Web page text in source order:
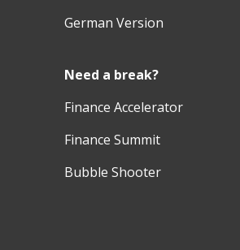
German Version
Need a break?
Finance Accelerator
Finance Summit
Bubble Shooter